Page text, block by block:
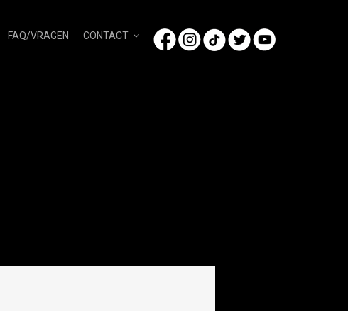
FAQ/VRAGEN CONTACT